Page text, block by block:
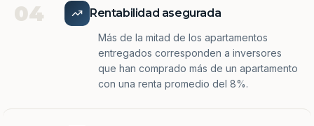
04 Rentabilidad asegurada
Más de la mitad de los apartamentos
entregados corresponden a inversores
que han comprado más de un apartamento
con una renta promedio del 8%.